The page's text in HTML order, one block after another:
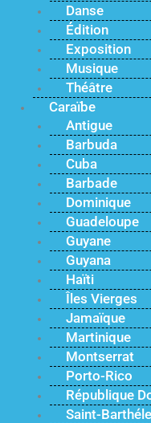
Danse
Édition
Exposition
Musique
Théâtre
Caraïbe
Antigue
Barbuda
Cuba
Barbade
Dominique
Guadeloupe
Guyane
Guyana
Haïti
Îles Vierges
Jamaïque
Martinique
Montserrat
Porto-Rico
République
Saint-